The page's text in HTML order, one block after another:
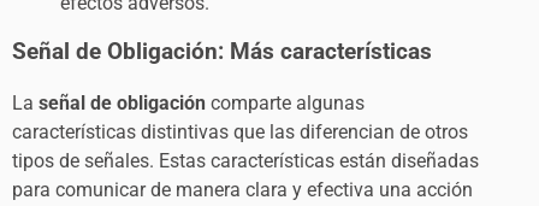
Señal de Obligación: Más características
La señal de obligación comparte algunas
características distintivas que las diferencian de otros
tipos de señales. Estas características están diseñadas
para comunicar de manera clara y efectiva una acción